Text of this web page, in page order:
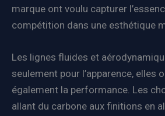
marque ont voulu capturer
compétition dans une esthétique
Les lignes fluides et
seulement pour l’apparence, elles
également la performance. Les
allant du carbone aux finitions en